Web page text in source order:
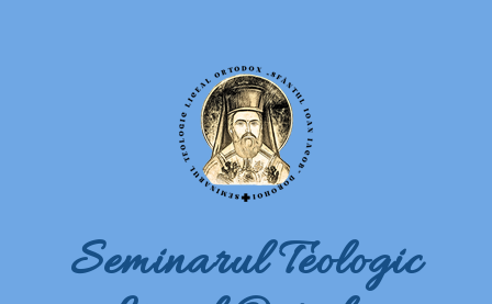
Seminarul Teologic